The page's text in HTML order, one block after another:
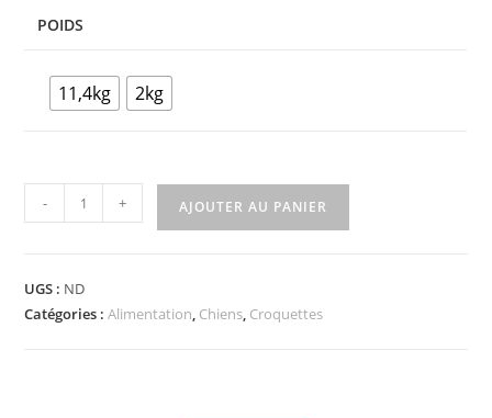
POIDS
11,4kg 2kg
- + AJOUTER AU PANIER
UGS : ND
Catégories :Alimentation, Chiens, Croquettes